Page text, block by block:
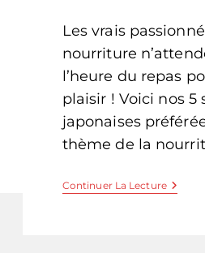
publication :
Les vrais
nourriture
l’heure du repas
plaisir ! Voici nos 5
japonaises
thème de la
Continuer La Lecture5
Drama